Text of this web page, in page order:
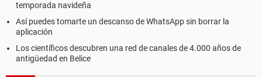
temporada navideña
Así puedes tomarte un descanso de WhatsApp sin borrar la
aplicación
Los científicos descubren una red de canales de 4.000 años de
antigüedad en Belice